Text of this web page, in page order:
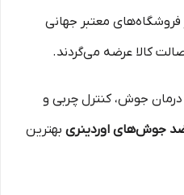
معتبر جهانی
کالا عرضه می‌گردند.
درمان جوش، کنترل چربی و
جوش‌های اوردینری بهترین